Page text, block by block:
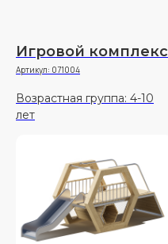
Игровой комплекс
Артикул: 071004
Возрастная группа: 4-10
лет